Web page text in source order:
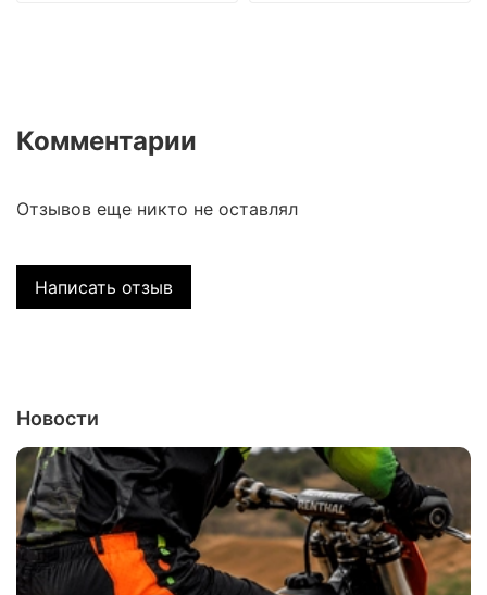
Комментарии
Отзывов еще никто не оставлял
Написать отзыв
Новости